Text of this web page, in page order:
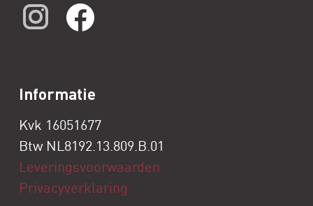
Informatie
Kvk 16051677
Btw NL8192.13.809.B.01
Leveringsvoorwaarden
Privacyverklaring